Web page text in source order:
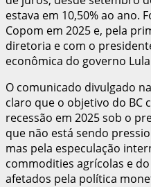
estava em 10,50% ao ano.
Copom em 2025 e, pela
diretoria e com o
econômica do governo
O comunicado divulgado
claro que o objetivo do BC
recessão em 2025 sob o
que não está sendo
mas pela especulação
commodities agrícolas e
afetados pela política